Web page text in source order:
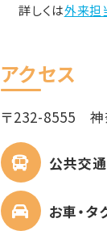
詳しくは外来担
アクセス
〒232-8555
公共交
お車・タ